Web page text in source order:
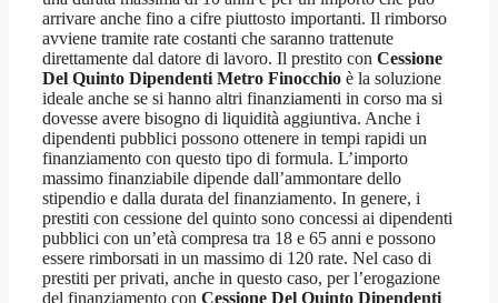
arrivare anche fino a cifre piuttosto importanti. Il rimborso
avviene tramite rate costanti che saranno trattenute
direttamente dal datore di lavoro. Il prestito con Cessione
Del Quinto Dipendenti Metro Finocchio è la soluzione
ideale anche se si hanno altri finanziamenti in corso ma si
dovesse avere bisogno di liquidità aggiuntiva. Anche i
dipendenti pubblici possono ottenere in tempi rapidi un
finanziamento con questo tipo di formula. L’importo
massimo finanziabile dipende dall’ammontare dello
stipendio e dalla durata del finanziamento. In genere, i
prestiti con cessione del quinto sono concessi ai dipendenti
pubblici con un’età compresa tra 18 e 65 anni e possono
essere rimborsati in un massimo di 120 rate. Nel caso di
prestiti per privati, anche in questo caso, per l’erogazione
del finanziamento con Cessione Del Quinto Dipendenti